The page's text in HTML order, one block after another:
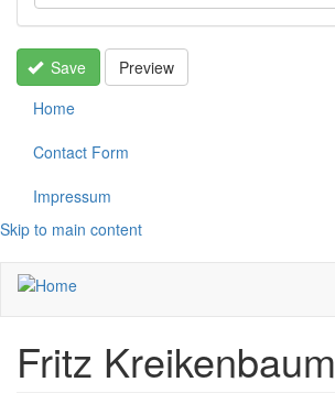
Save
Preview
Home
Contact Form
Impressum
Skip to main content
Fritz Kreikenbaum